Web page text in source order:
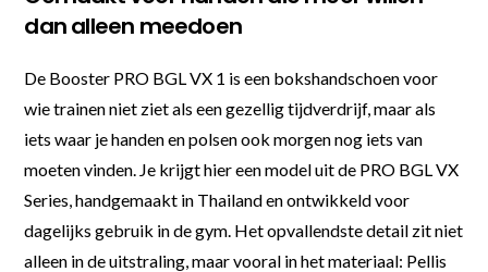
dan alleen meedoen
De Booster PRO BGL VX 1 is een bokshandschoen voor
wie trainen niet ziet als een gezellig tijdverdrijf, maar als
iets waar je handen en polsen ook morgen nog iets van
moeten vinden. Je krijgt hier een model uit de PRO BGL VX
Series, handgemaakt in Thailand en ontwikkeld voor
dagelijks gebruik in de gym. Het opvallendste detail zit niet
alleen in de uitstraling, maar vooral in het materiaal: Pellis